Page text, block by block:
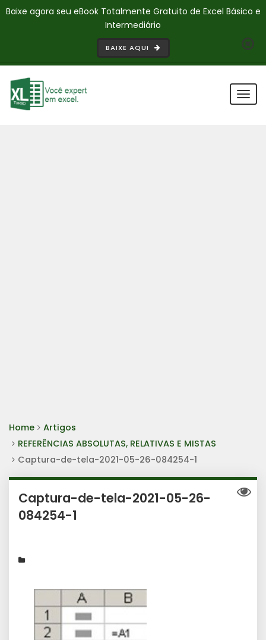
Baixe agora seu eBook Totalmente Gratuito de Excel Básico e
Intermediário
BAIXE AQUI
Home
Artigos
REFERÊNCIAS ABSOLUTAS, RELATIVAS E MISTAS
Captura-de-tela-2021-05-26-084254-1
Captura-de-tela-2021-05-26-
084254-1